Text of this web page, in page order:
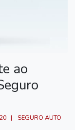
ao
SEGURO AUTO